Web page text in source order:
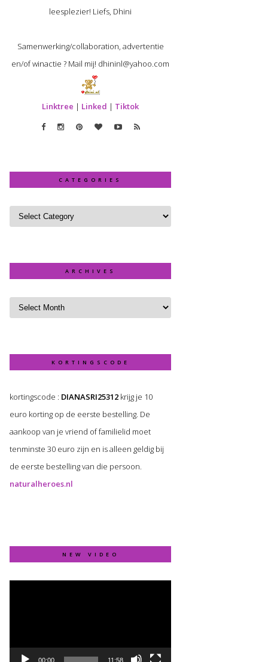
leesplezier! Liefs, Dhini
Samenwerking/collaboration, advertentie
en/of winactie ? Mail mij! dhininl@yahoo.com
Linktree | Linked | Tiktok
CATEGORIES
ARCHIVES
KORTINGSCODE
kortingscode : DIANASRI25312 krijg je 10
euro korting op de eerste bestelling. De
aankoop van je vriend of familielid moet
tenminste 30 euro zijn en is alleen geldig bij
de eerste bestelling van die persoon.
naturalheroes.nl
NEW VIDEO
Video
00:00 11:58